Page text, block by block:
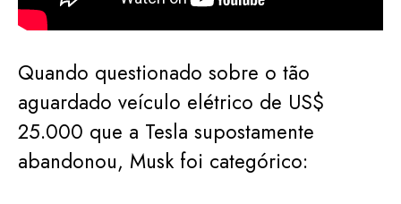
Quando questionado sobre o tão
aguardado veículo elétrico de US$
25.000 que a Tesla supostamente
abandonou, Musk foi categórico: